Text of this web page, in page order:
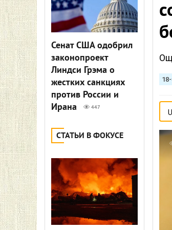
Сенат США одобрил
законопроект
Линдси Грэма о
жестких санкциях
против России и
Ирана
447
СТАТЬИ В ФОКУСЕ